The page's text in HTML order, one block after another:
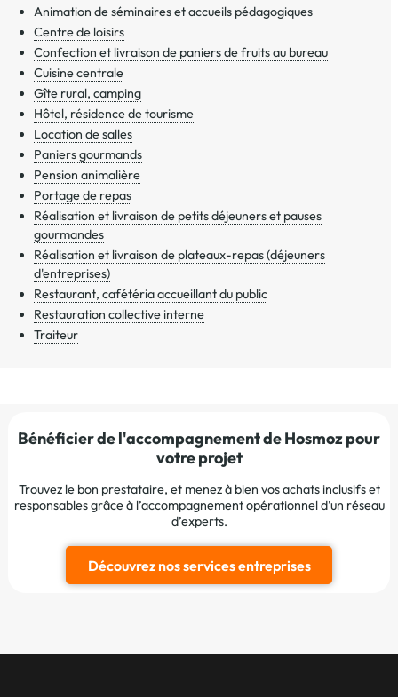
Animation de séminaires et accueils pédagogiques
Centre de loisirs
Confection et livraison de paniers de fruits au bureau
Cuisine centrale
Gîte rural, camping
Hôtel, résidence de tourisme
Location de salles
Paniers gourmands
Pension animalière
Portage de repas
Réalisation et livraison de petits déjeuners et pauses
gourmandes
Réalisation et livraison de plateaux-repas (déjeuners
d'entreprises)
Restaurant, cafétéria accueillant du public
Restauration collective interne
Traiteur
Bénéficier de l'accompagnement de Hosmoz pour
votre projet
Trouvez le bon prestataire, et menez à bien vos achats inclusifs et
responsables grâce à l’accompagnement opérationnel d’un réseau
d’experts.
Découvrez nos services entreprises